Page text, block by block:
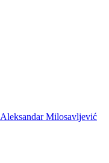
Aleksandar Milosavljević